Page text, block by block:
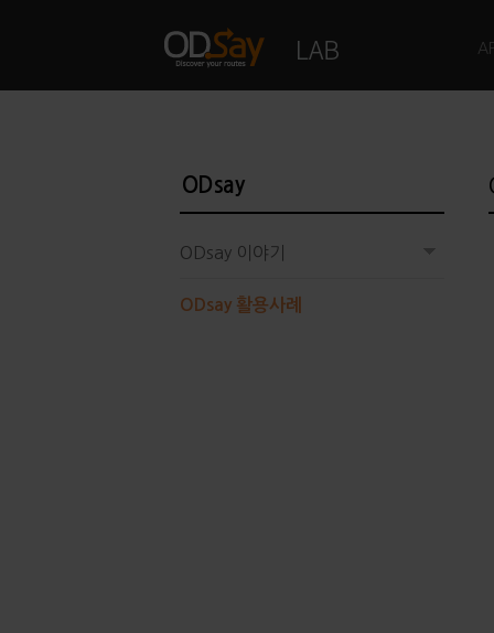
ODsay
ODsay 이야기
ODsay 활용사례